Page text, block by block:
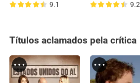
9.1 9.2
Títulos aclamados pela crítica